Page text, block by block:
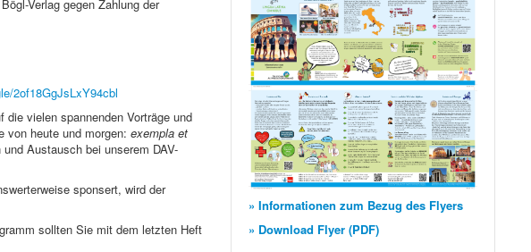
Verlag gegen Zahlung der
2of18GgJsLxY94cbl
vielen spannenden Vorträge und
von heute und morgen: exempla et
Austausch bei unserem DAV-
sponsert, wird der
sollten Sie mit dem letzten Heft
» Informationen zum Bezug des Flyers
» Download Flyer (PDF)